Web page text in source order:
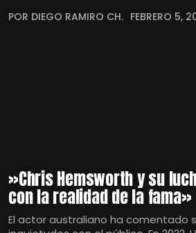
POR DIEGO RAMIRO CH. FEBRERO 5,
»Chris Hemsworth y su
con la realidad de la fama»
El actor australiano ha comentado